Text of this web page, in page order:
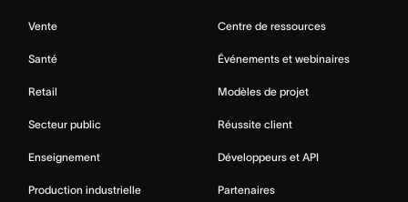
Vente
Santé
Retail
Secteur public
Enseignement
Production industrielle
Centre de ressources
Événements et webinaires
Modèles de projet
Réussite client
Développeurs et API
Partenaires